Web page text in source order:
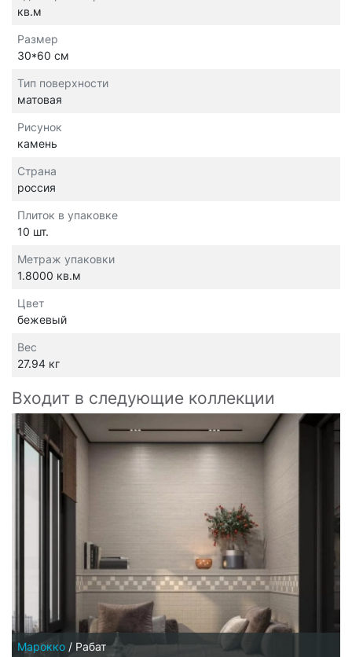
кв.м
Размер
30*60 см
Тип поверхности
матовая
Рисунок
камень
Страна
россия
Плиток в упаковке
10 шт.
Метраж упаковки
1.8000 кв.м
Цвет
бежевый
Вес
27.94 кг
Входит в следующие коллекции
Марокко / Рабат